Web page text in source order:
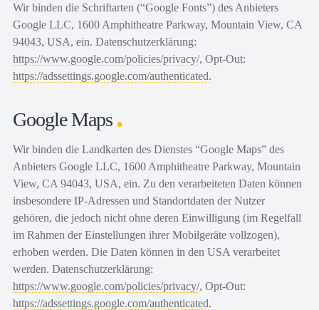
Wir binden die Schriftarten (“Google Fonts”) des Anbieters
Google LLC, 1600 Amphitheatre Parkway, Mountain View, CA
94043, USA, ein. Datenschutzerklärung:
https://www.google.com/policies/privacy/, Opt-Out:
https://adssettings.google.com/authenticated.
Google Maps
Wir binden die Landkarten des Dienstes “Google Maps” des
Anbieters Google LLC, 1600 Amphitheatre Parkway, Mountain
View, CA 94043, USA, ein. Zu den verarbeiteten Daten können
insbesondere IP-Adressen und Standortdaten der Nutzer
gehören, die jedoch nicht ohne deren Einwilligung (im Regelfall
im Rahmen der Einstellungen ihrer Mobilgeräte vollzogen),
erhoben werden. Die Daten können in den USA verarbeitet
werden. Datenschutzerklärung:
https://www.google.com/policies/privacy/, Opt-Out:
https://adssettings.google.com/authenticated.